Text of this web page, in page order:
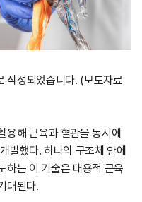
작성되었습니다. (보도자료
용해 근육과 혈관을 동시에
발했다. 하나의 구조체 안에
하는 이 기술은 대용적 근육
대된다.